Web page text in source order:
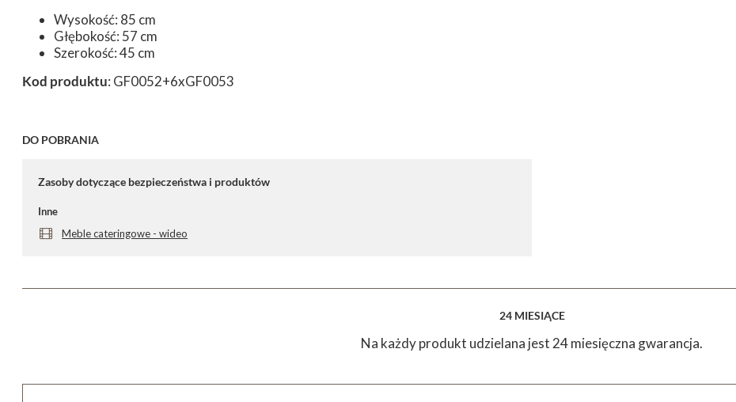
Wysokość: 85 cm
Głębokość: 57 cm
Szerokość: 45 cm
Kod produktu: GF0052+6xGF0053
DO POBRANIA
Zasoby dotyczące bezpieczeństwa i produktów
Inne
Meble cateringowe - wideo
24 MIESIĄCE
Na każdy produkt udzielana jest 24 miesięczna gwarancja.